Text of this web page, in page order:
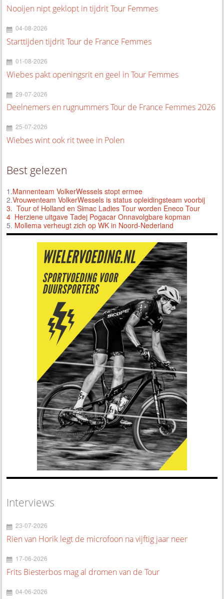
Nooijen nipt geklopt in tijdrit Tour Femmes
04-08-2026
Starttijden tijdrit Tour de France Femmes
01-08-2026
Wiebes pakt openingsrit en geel in Tour Femmes
29-07-2026
Deelnemers en rugnummers Tour de France Femmes 2026
25-07-2026
Wiebes wint ook rit twee in Polen
Best gelezen
1.Mannenteam VolkerWessels stopt ermee
2.Vrouwenteam VolkerWessels is status opleidingsteam voorbij
3. Tour of Holland en Simac Ladies Tour worden Eneco Tour
4 Herziene uitgave Tadej Pogacar Onnavolgbare kopman
5. Mollema verheugt zich op WK in Noord-Nederland
Interviews
23-07-2026
Rien van Horik legt de microfoon na vijftig jaar neer
17-06-2026
Frits Biesterbos mag al dromen van de Tour
04-06-2026